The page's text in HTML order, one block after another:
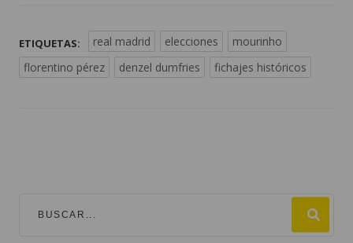
ETIQUETAS: real madrid elecciones
mourinho
florentino pérez
denzel dumfries fichajes históricos